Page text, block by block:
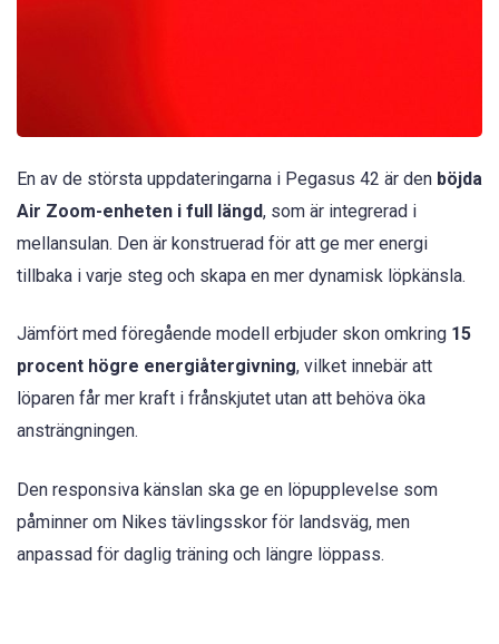
En av de största uppdateringarna i Pegasus 42 är den böjda
Air Zoom-enheten i full längd, som är integrerad i
mellansulan. Den är konstruerad för att ge mer energi
tillbaka i varje steg och skapa en mer dynamisk löpkänsla.
Jämfört med föregående modell erbjuder skon omkring 15
procent högre energiåtergivning, vilket innebär att
löparen får mer kraft i frånskjutet utan att behöva öka
ansträngningen.
Den responsiva känslan ska ge en löpupplevelse som
påminner om Nikes tävlingsskor för landsväg, men
anpassad för daglig träning och längre löppass.